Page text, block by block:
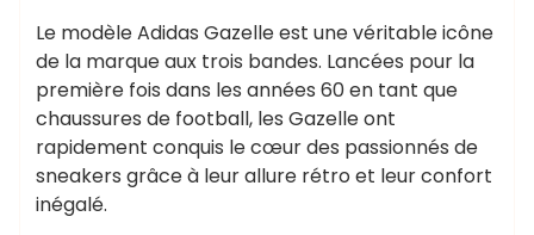
Le modèle Adidas Gazelle est une véritable icône
de la marque aux trois bandes. Lancées pour la
première fois dans les années 60 en tant que
chaussures de football, les Gazelle ont
rapidement conquis le cœur des passionnés de
sneakers grâce à leur allure rétro et leur confort
inégalé.